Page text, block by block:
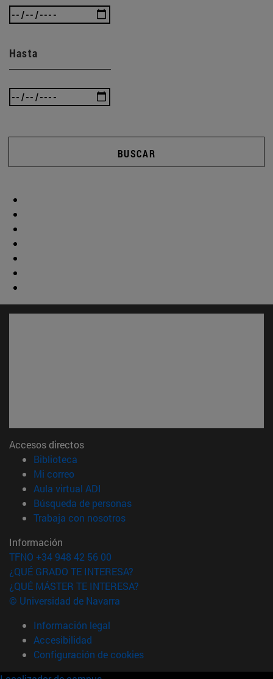
Hasta
BUSCAR
Accesos directos
Biblioteca
Mi correo(abre en nueva ventana)
Aula virtual ADI
Búsqueda de personas(abre en nueva ventana)
Trabaja con nosotros(abre en nueva ventana)
Información
TFNO +34 948 42 56 00
¿QUÉ GRADO TE INTERESA?
¿QUÉ MÁSTER TE INTERESA?
© Universidad de Navarra
Información legal
Accesibilidad
Configuración de cookies